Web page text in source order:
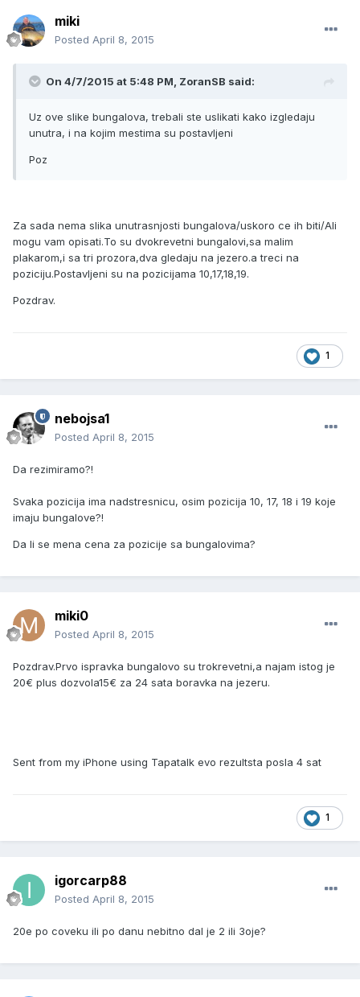
miki
Posted April 8, 2015
On 4/7/2015 at 5:48 PM, ZoranSB said:
Uz ove slike bungalova, trebali ste uslikati kako izgledaju
unutra, i na kojim mestima su postavljeni
Poz
Za sada nema slika unutrasnjosti bungalova/uskoro ce ih biti/Ali
mogu vam opisati.To su dvokrevetni bungalovi,sa malim
plakarom,i sa tri prozora,dva gledaju na jezero.a treci na
poziciju.Postavljeni su na pozicijama 10,17,18,19.
Pozdrav.
1
nebojsa1
Posted April 8, 2015
Da rezimiramo?!
Svaka pozicija ima nadstresnicu, osim pozicija 10, 17, 18 i 19 koje
imaju bungalove?!
Da li se mena cena za pozicije sa bungalovima?
miki0
Posted April 8, 2015
Pozdrav.Prvo ispravka bungalovo su trokrevetni,a najam istog je
20€ plus dozvola15€ za 24 sata boravka na jezeru.
Sent from my iPhone using Tapatalk evo rezultsta posla 4 sat
1
igorcarp88
Posted April 8, 2015
20e po coveku ili po danu nebitno dal je 2 ili 3oje?